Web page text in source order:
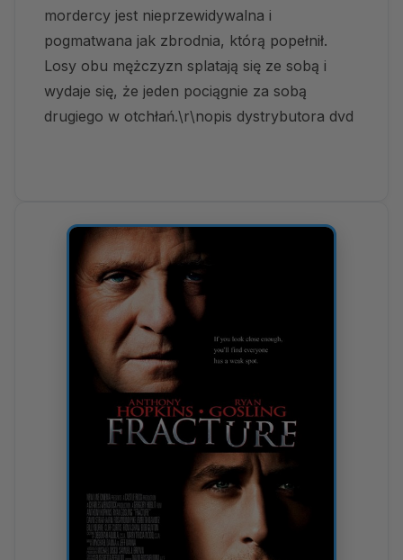
mordercy jest nieprzewidywalna i
pogmatwana jak zbrodnia, którą popełnił.
Losy obu mężczyzn splatają się ze sobą i
wydaje się, że jeden pociągnie za sobą
drugiego w otchłań.\r\nopis dystrybutora dvd